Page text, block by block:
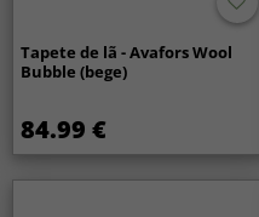
Tapete de lã - Avafors Wool
Bubble (bege)
84.99 €